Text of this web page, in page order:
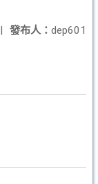
發布人： dep601
|